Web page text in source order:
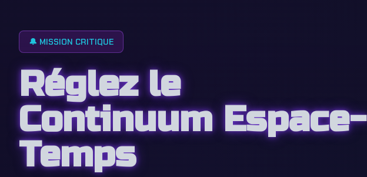
🔔 MISSION CRITIQUE
Réglez le
Continuum Espace-
Temps